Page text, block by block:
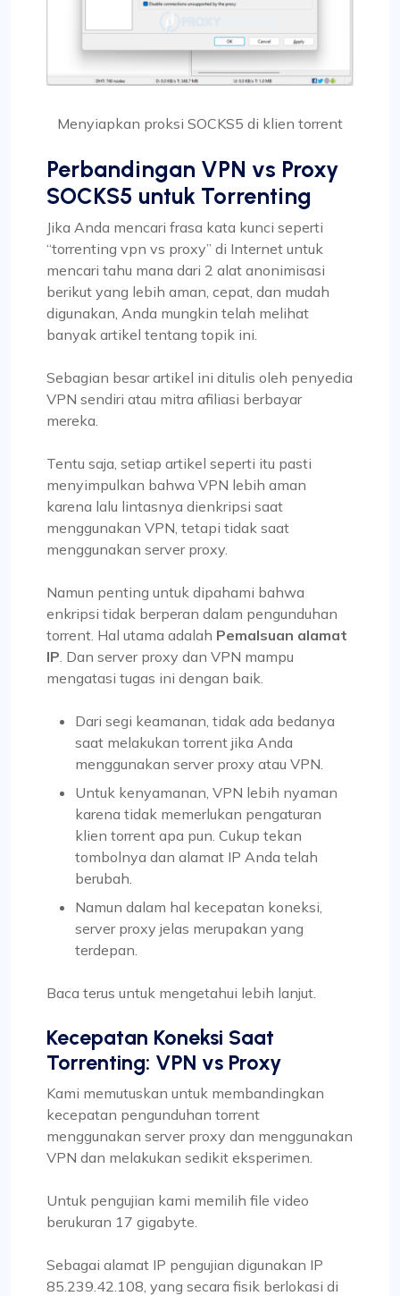
Menyiapkan proksi SOCKS5 di klien torrent
Perbandingan VPN vs Proxy
SOCKS5 untuk Torrenting
Jika Anda mencari frasa kata kunci seperti
“torrenting vpn vs proxy” di Internet untuk
mencari tahu mana dari 2 alat anonimisasi
berikut yang lebih aman, cepat, dan mudah
digunakan, Anda mungkin telah melihat
banyak artikel tentang topik ini.
Sebagian besar artikel ini ditulis oleh penyedia
VPN sendiri atau mitra afiliasi berbayar
mereka.
Tentu saja, setiap artikel seperti itu pasti
menyimpulkan bahwa VPN lebih aman
karena lalu lintasnya dienkripsi saat
menggunakan VPN, tetapi tidak saat
menggunakan server proxy.
Namun penting untuk dipahami bahwa
enkripsi tidak berperan dalam pengunduhan
torrent. Hal utama adalah Pemalsuan alamat
IP . Dan server proxy dan VPN mampu
mengatasi tugas ini dengan baik.
Dari segi keamanan, tidak ada bedanya
saat melakukan torrent jika Anda
menggunakan server proxy atau VPN.
Untuk kenyamanan, VPN lebih nyaman
karena tidak memerlukan pengaturan
klien torrent apa pun. Cukup tekan
tombolnya dan alamat IP Anda telah
berubah.
Namun dalam hal kecepatan koneksi,
server proxy jelas merupakan yang
terdepan.
Baca terus untuk mengetahui lebih lanjut.
Kecepatan Koneksi Saat
Torrenting: VPN vs Proxy
Kami memutuskan untuk membandingkan
kecepatan pengunduhan torrent
menggunakan server proxy dan menggunakan
VPN dan melakukan sedikit eksperimen.
Untuk pengujian kami memilih file video
berukuran 17 gigabyte.
Sebagai alamat IP pengujian digunakan IP
85.239.42.108, yang secara fisik berlokasi di